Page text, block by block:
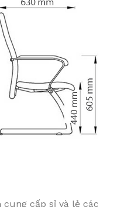
cấp sỉ và lẻ các